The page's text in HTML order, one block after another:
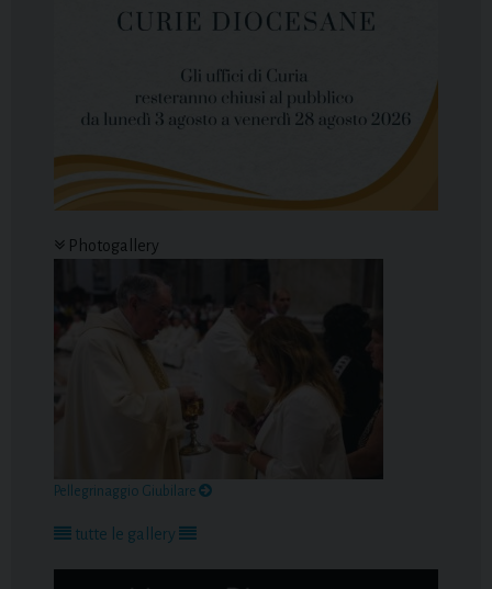
Photogallery
Pellegrinaggio Giubilare
tutte le gallery